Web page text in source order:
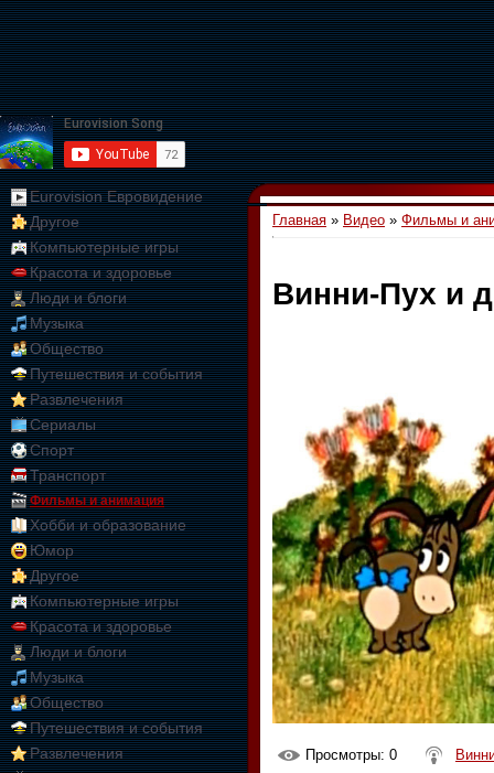
Eurovision Евровидение
Другое
Компьютерные игры
Красота и здоровье
Люди и блоги
Музыка
Общество
Путешествия и события
Развлечения
Сериалы
Спорт
Транспорт
Фильмы и анимация
Хобби и образование
Юмор
Другое
Компьютерные игры
Красота и здоровье
Люди и блоги
Музыка
Общество
Путешествия и события
Развлечения
Главная » Видео » Фильмы и
Винни-Пух и
Просмотры: 0